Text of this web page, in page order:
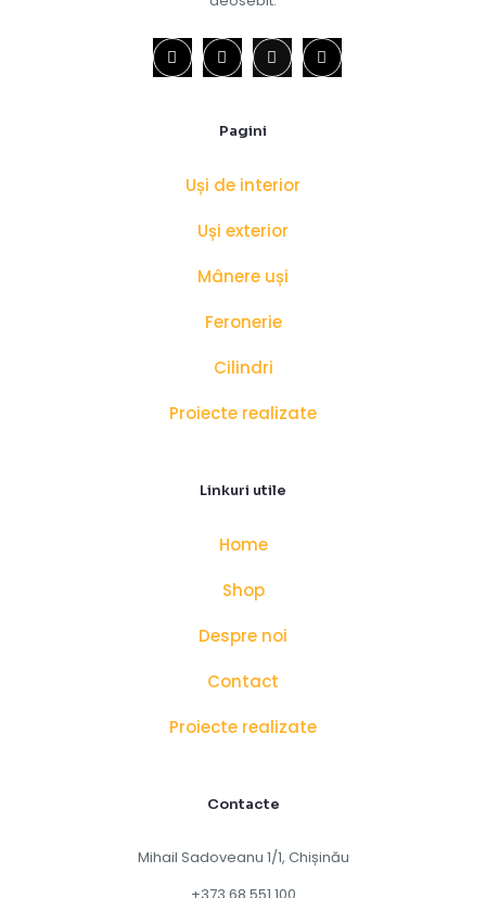
Pagini
Uși de interior
Uși exterior
Mânere uși
Feronerie
Cilindri
Proiecte realizate
Linkuri utile
Home
Shop
Despre noi
Contact
Proiecte realizate
Contacte
Mihail Sadoveanu 1/1, Chișinău